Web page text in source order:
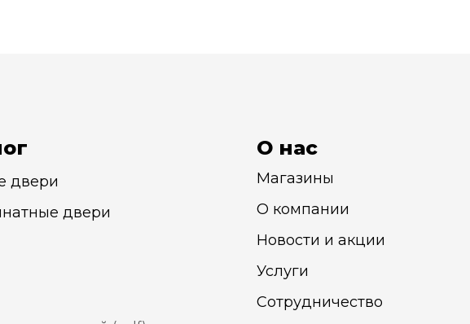
О нас
двери
двери
Магазины
О компании
Новости и акции
Услуги
Сотрудничество